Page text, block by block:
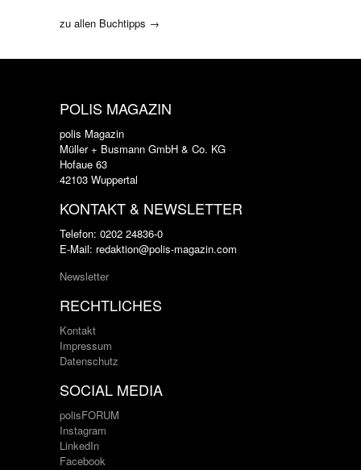
zu allen Buchtipps →
POLIS MAGAZIN
polis Magazin
Müller + Busmann GmbH & Co. KG
Hofaue 63
42103 Wuppertal
KONTAKT & NEWSLETTER
Telefon: 0202 24836-0
E-Mail: redaktion@polis-magazin.com
Newsletter
RECHTLICHES
Kontakt
Impressum
Datenschutz
SOCIAL MEDIA
polisFORUM
Instagram
LinkedIn
Facebook